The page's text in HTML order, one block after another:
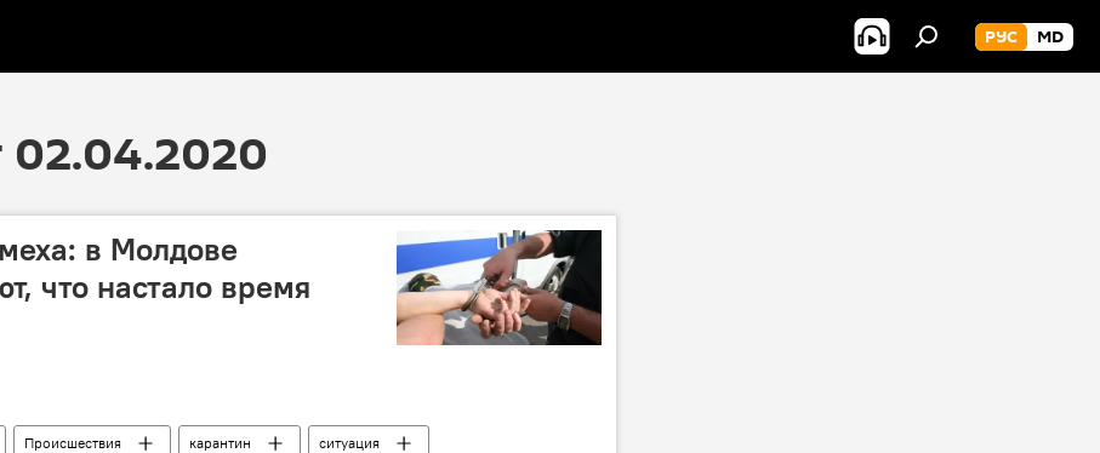
РУС MD
в Молдове
что настало время
Происшествия карантин
ситуация